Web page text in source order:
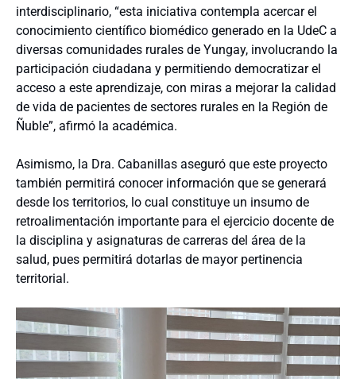
interdisciplinario, “esta iniciativa contempla acercar el
conocimiento científico biomédico generado en la UdeC a
diversas comunidades rurales de Yungay, involucrando la
participación ciudadana y permitiendo democratizar el
acceso a este aprendizaje, con miras a mejorar la calidad
de vida de pacientes de sectores rurales en la Región de
Ñuble”, afirmó la académica.
Asimismo, la Dra. Cabanillas aseguró que este proyecto
también permitirá conocer información que se generará
desde los territorios, lo cual constituye un insumo de
retroalimentación importante para el ejercicio docente de
la disciplina y asignaturas de carreras del área de la
salud, pues permitirá dotarlas de mayor pertinencia
territorial.